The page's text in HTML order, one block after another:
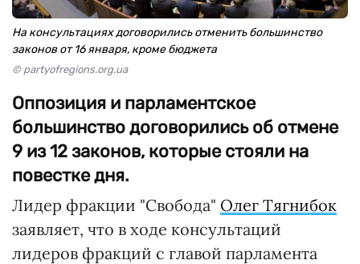
На консультациях договорились отменить большинство
законов от 16 января, кроме бюджета
© partyofregions.org.ua
Оппозиция и парламентское
большинство договорились об отмене
9 из 12 законов, которые стояли на
повестке дня.
Лидер фракции "Свобода" Олег Тягнибок
заявляет, что в ходе консультаций
лидеров фракций с главой парламента